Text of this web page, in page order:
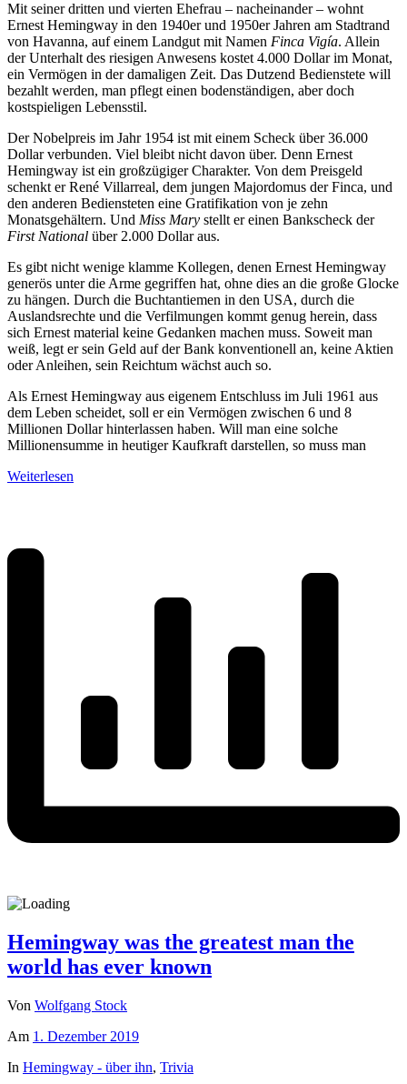
Mit seiner dritten und vierten Ehefrau – nacheinander – wohnt
Ernest Hemingway in den 1940er und 1950er Jahren am Stadtrand
von Havanna, auf einem Landgut mit Namen Finca Vigía. Allein
der Unterhalt des riesigen Anwesens kostet 4.000 Dollar im Monat,
ein Vermögen in der damaligen Zeit. Das Dutzend Bedienstete will
bezahlt werden, man pflegt einen bodenständigen, aber doch
kostspieligen Lebensstil.
Der Nobelpreis im Jahr 1954 ist mit einem Scheck über 36.000
Dollar verbunden. Viel bleibt nicht davon über. Denn Ernest
Hemingway ist ein großzügiger Charakter. Von dem Preisgeld
schenkt er René Villarreal, dem jungen Majordomus der Finca, und
den anderen Bediensteten eine Gratifikation von je zehn
Monatsgehältern. Und Miss Mary stellt er einen Bankscheck der
First National über 2.000 Dollar aus.
Es gibt nicht wenige klamme Kollegen, denen Ernest Hemingway
generös unter die Arme gegriffen hat, ohne dies an die große Glocke
zu hängen. Durch die Buchtantiemen in den USA, durch die
Auslandsrechte und die Verfilmungen kommt genug herein, dass
sich Ernest material keine Gedanken machen muss. Soweit man
weiß, legt er sein Geld auf der Bank konventionell an, keine Aktien
oder Anleihen, sein Reichtum wächst auch so.
Als Ernest Hemingway aus eigenem Entschluss im Juli 1961 aus
dem Leben scheidet, soll er ein Vermögen zwischen 6 und 8
Millionen Dollar hinterlassen haben. Will man eine solche
Millionensumme in heutiger Kaufkraft darstellen, so muss man
Weiterlesen
Hemingway was the greatest man the
world has ever known
Von Wolfgang Stock
Am 1. Dezember 2019
In Hemingway - über ihn, Trivia